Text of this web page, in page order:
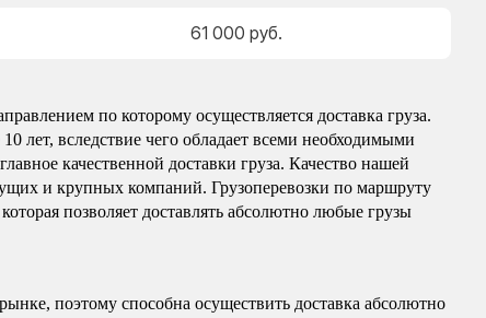
61 000 руб.
по которому осуществляется доставка груза.
лет, вследствие чего обладает всеми необходимыми
качественной доставки груза. Качество нашей
и крупных компаний. Грузоперевозки по маршруту
позволяет доставлять абсолютно любые грузы
поэтому способна осуществить доставка абсолютно